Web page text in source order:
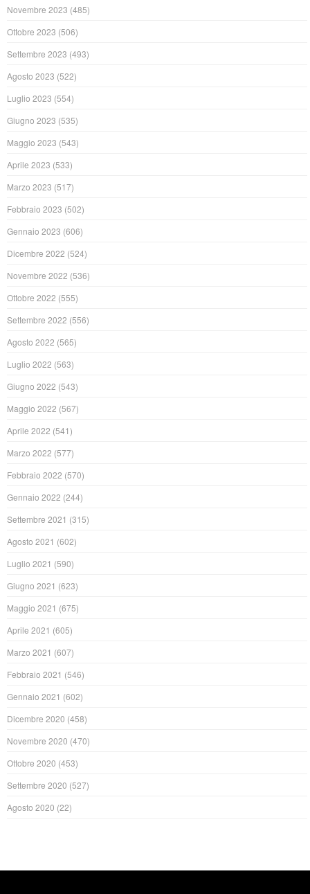
Novembre 2023 (485)
Ottobre 2023 (506)
Settembre 2023 (493)
Agosto 2023 (522)
Luglio 2023 (554)
Giugno 2023 (535)
Maggio 2023 (543)
Aprile 2023 (533)
Marzo 2023 (517)
Febbraio 2023 (502)
Gennaio 2023 (606)
Dicembre 2022 (524)
Novembre 2022 (536)
Ottobre 2022 (555)
Settembre 2022 (556)
Agosto 2022 (565)
Luglio 2022 (563)
Giugno 2022 (543)
Maggio 2022 (567)
Aprile 2022 (541)
Marzo 2022 (577)
Febbraio 2022 (570)
Gennaio 2022 (244)
Settembre 2021 (315)
Agosto 2021 (602)
Luglio 2021 (590)
Giugno 2021 (623)
Maggio 2021 (675)
Aprile 2021 (605)
Marzo 2021 (607)
Febbraio 2021 (546)
Gennaio 2021 (602)
Dicembre 2020 (458)
Novembre 2020 (470)
Ottobre 2020 (453)
Settembre 2020 (527)
Agosto 2020 (22)